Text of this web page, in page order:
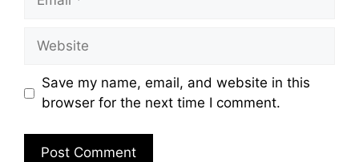
Website
Save my name, email, and website in this
browser for the next time I comment.